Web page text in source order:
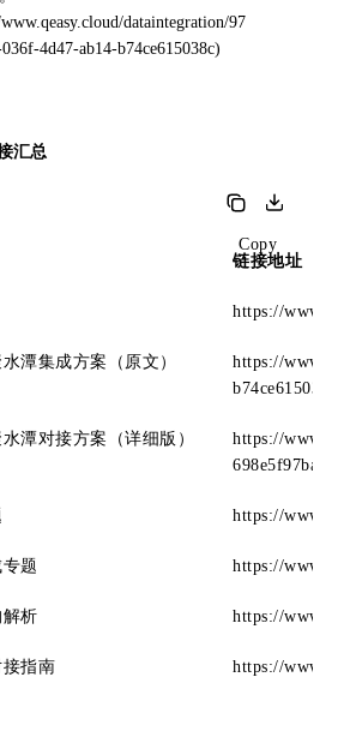
dataintegration/97
4d47-ab14-b74ce615038c)
汇总
Copy
链接地址
https://
潭集成方案（原文）
https://
b74ce615038c
潭对接方案（详细版）
https://
698e5f97baf1
https://
题 https://
析 https://
指南 https://